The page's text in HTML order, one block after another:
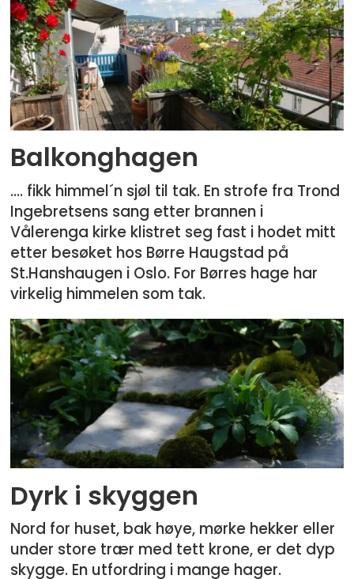
Balkonghagen
…. fikk himmel´n sjøl til tak. En strofe fra Trond
Ingebretsens sang etter brannen i
Vålerenga kirke klistret seg fast i hodet mitt
etter besøket hos Børre Haugstad på
St.Hanshaugen i Oslo. For Børres hage har
virkelig himmelen som tak.
Dyrk i skyggen
Nord for huset, bak høye, mørke hekker eller
under store trær med tett krone, er det dyp
skygge. En utfordring i mange hager.